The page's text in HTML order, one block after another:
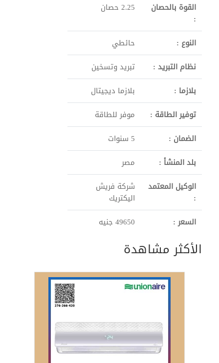
القوة بالحصان
:
2.25 حصان
النوع :
حائطي
نظام التبريد :
تبريد وتسخين
بلازما :
بلازما ديجيتال
توفير الطاقة :
موفر للطاقة
الضمان :
5 سنوات
بلد المنشأ :
مصر
الوكيل المعتمد
:
شركة فريش
اليكتريك
السعر :
49650 جنيه
الأكثر مشاهدة